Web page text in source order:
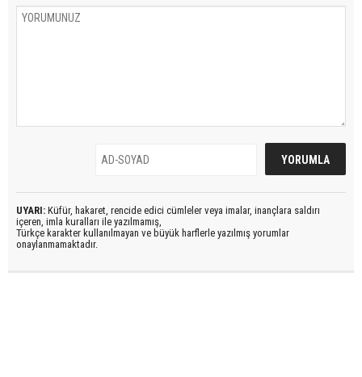
UYARI: Küfür, hakaret, rencide edici cümleler veya imalar, inançlara saldırı
içeren, imla kuralları ile yazılmamış,
Türkçe karakter kullanılmayan ve büyük harflerle yazılmış yorumlar
onaylanmamaktadır.